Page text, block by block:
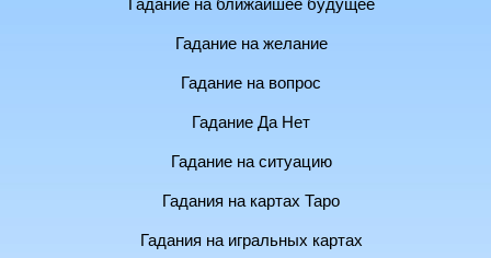
Гадание на ближайшее будущее
Гадание на желание
Гадание на вопрос
Гадание Да Нет
Гадание на ситуацию
Гадания на картах Таро
Гадания на игральных картах